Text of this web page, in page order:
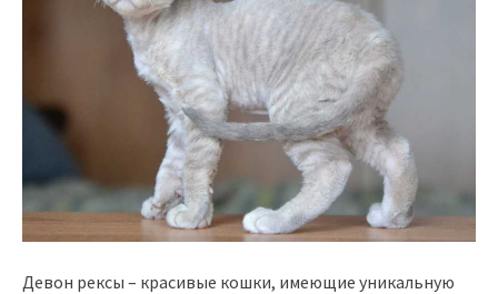
Девон рексы – красивые кошки, имеющие уникальную